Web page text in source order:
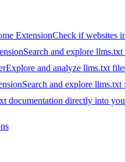
ExtensionCheck if websites
Search and explore
Explore and analyze llms.txt
Search and explore
documentation directly into